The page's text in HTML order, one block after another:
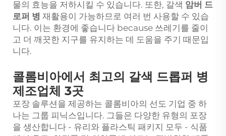
물의 효능을 저하시킬 수 있습니다. 또한, 갈색 암버 드
로퍼 병 재활용이 가능하므로 여러 번 사용할 수 있습
니다. 이는 환경에 좋습니다 because 쓰레기를 줄이
고 더 깨끗한 지구를 유지하는 데 도움을 주기 때문입
니다.
콜롬비아에서 최고의 갈색 드롭퍼 병
제조업체 3곳
포장 솔루션을 제공하는 콜롬비아의 선도 기업 중 하
나는 그룹 피닉스입니다. 그들은 다양한 유형의 포장
을 생산합니다 - 유리와 플라스틱 패키지 모두 - 식품